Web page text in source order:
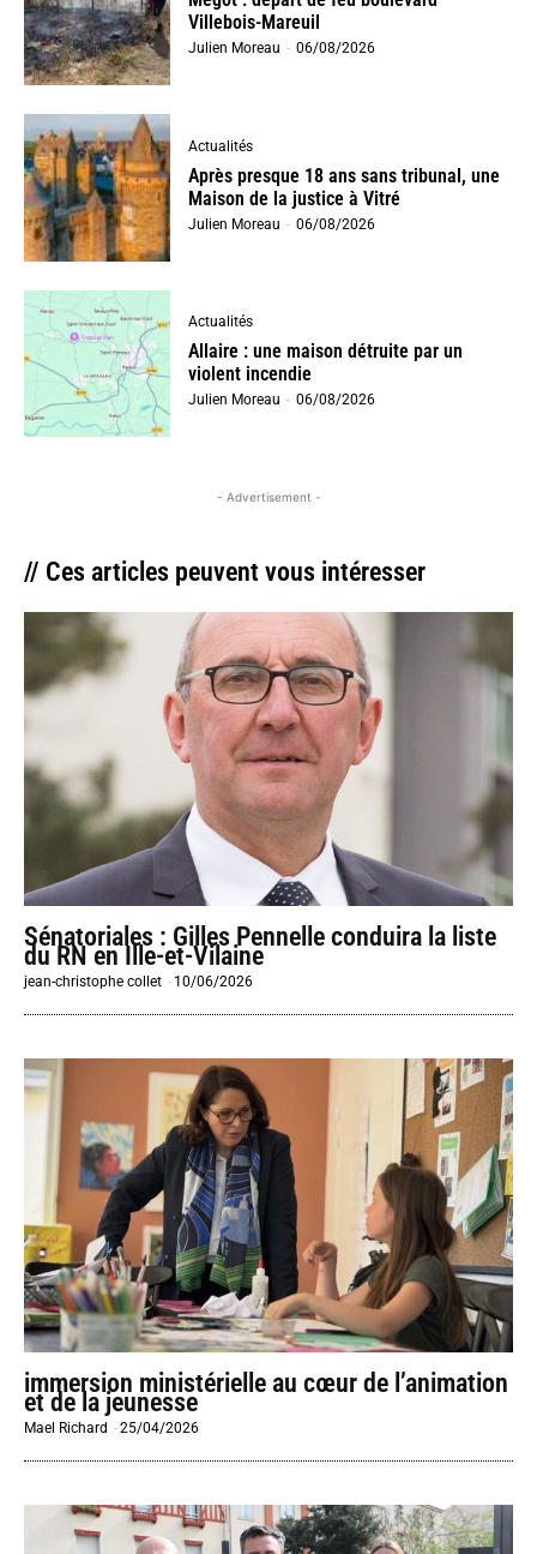
Villebois-Mareuil
Julien Moreau - 06/08/2026
Actualités
Après presque 18 ans sans tribunal, une
Maison de la justice à Vitré
Julien Moreau - 06/08/2026
Actualités
Allaire : une maison détruite par un
violent incendie
Julien Moreau - 06/08/2026
- Advertisement -
// Ces articles peuvent vous intéresser
Sénatoriales : Gilles Pennelle conduira la liste
du RN en Ille-et-Vilaine
jean-christophe collet - 10/06/2026
immersion ministérielle au cœur de l’animation
et de la jeunesse
Mael Richard -25/04/2026